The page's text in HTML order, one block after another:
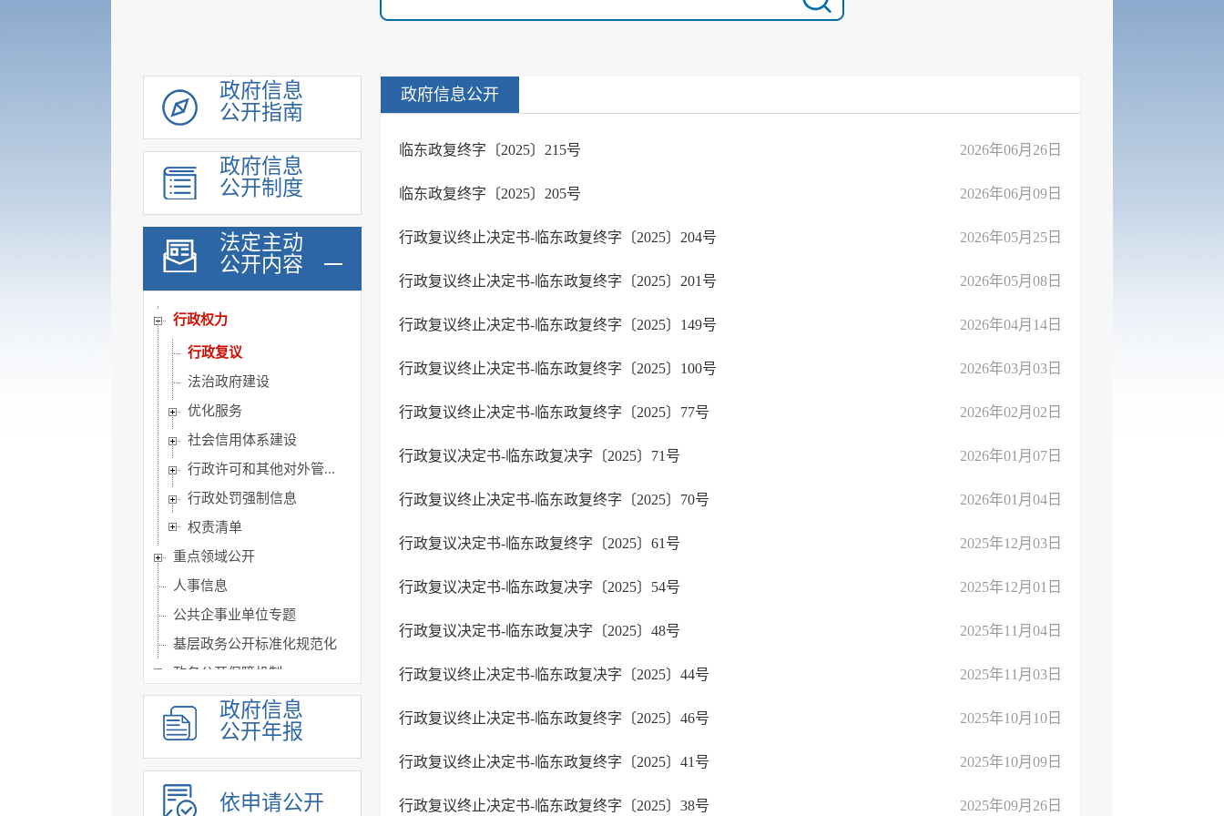
政府信息
公开指南
政府信息
公开制度
法定主动
公开内容
规划计划
会议公开
统计信息
价格与收费
建议提案办理
重大行政决策公开
政府采购
行政权力
行政复议
法治政府建设
优化服务
社会信用体系建设
行政许可和其他对外管...
行政处罚强制信息
权责清单
重点领域公开
人事信息
公共企事业单位专题
基层政务公开标准化规范化
政务公开保障机制
政府信息
公开年报
依申请公开
政府信息公开
临东政复终字〔2025〕215号 2026年06月26日
临东政复终字〔2025〕205号 2026年06月09日
行政复议终止决定书-临东政复终字〔2025〕204号 2026年05月25日
行政复议终止决定书-临东政复终字〔2025〕201号 2026年05月08日
行政复议终止决定书-临东政复终字〔2025〕149号 2026年04月14日
行政复议终止决定书-临东政复终字〔2025〕100号 2026年03月03日
行政复议终止决定书-临东政复终字〔2025〕77号 2026年02月02日
行政复议决定书-临东政复决字〔2025〕71号 2026年01月07日
行政复议终止决定书-临东政复终字〔2025〕70号 2026年01月04日
行政复议决定书-临东政复终字〔2025〕61号 2025年12月03日
行政复议决定书-临东政复决字〔2025〕54号 2025年12月01日
行政复议决定书-临东政复决字〔2025〕48号 2025年11月04日
行政复议终止决定书-临东政复决字〔2025〕44号 2025年11月03日
行政复议终止决定书-临东政复终字〔2025〕46号 2025年10月10日
行政复议终止决定书-临东政复终字〔2025〕41号 2025年10月09日
行政复议终止决定书-临东政复终字〔2025〕38号 2025年09月26日